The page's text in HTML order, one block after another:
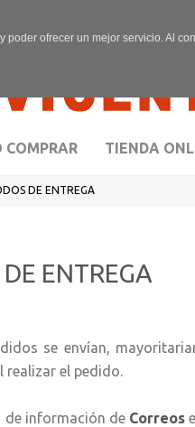
ofrecer un mejor servicio. Al
COMPRAR TIENDA
DE ENTREGA
ENTREGA
envían,
realizar el pedido.
de Correos